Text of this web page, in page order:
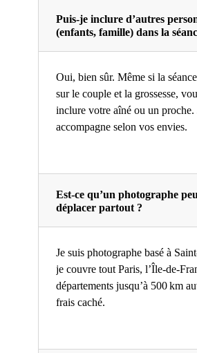
Puis-je inclure d’autres
(enfants, famille) dans la
Oui, bien sûr. Même si la
sur le couple et la grossesse,
inclure votre aîné ou un proche.
accompagne selon vos envies.
Est-ce qu’un photographe
déplacer partout ?
Je suis photographe basé à
je couvre tout Paris, l’Île-de-
départements jusqu’à 500 km
frais caché.